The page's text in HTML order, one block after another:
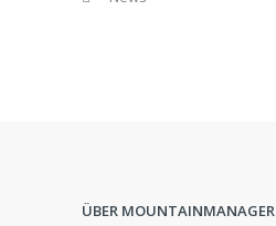
ÜBER MOUNTAINMANAGER